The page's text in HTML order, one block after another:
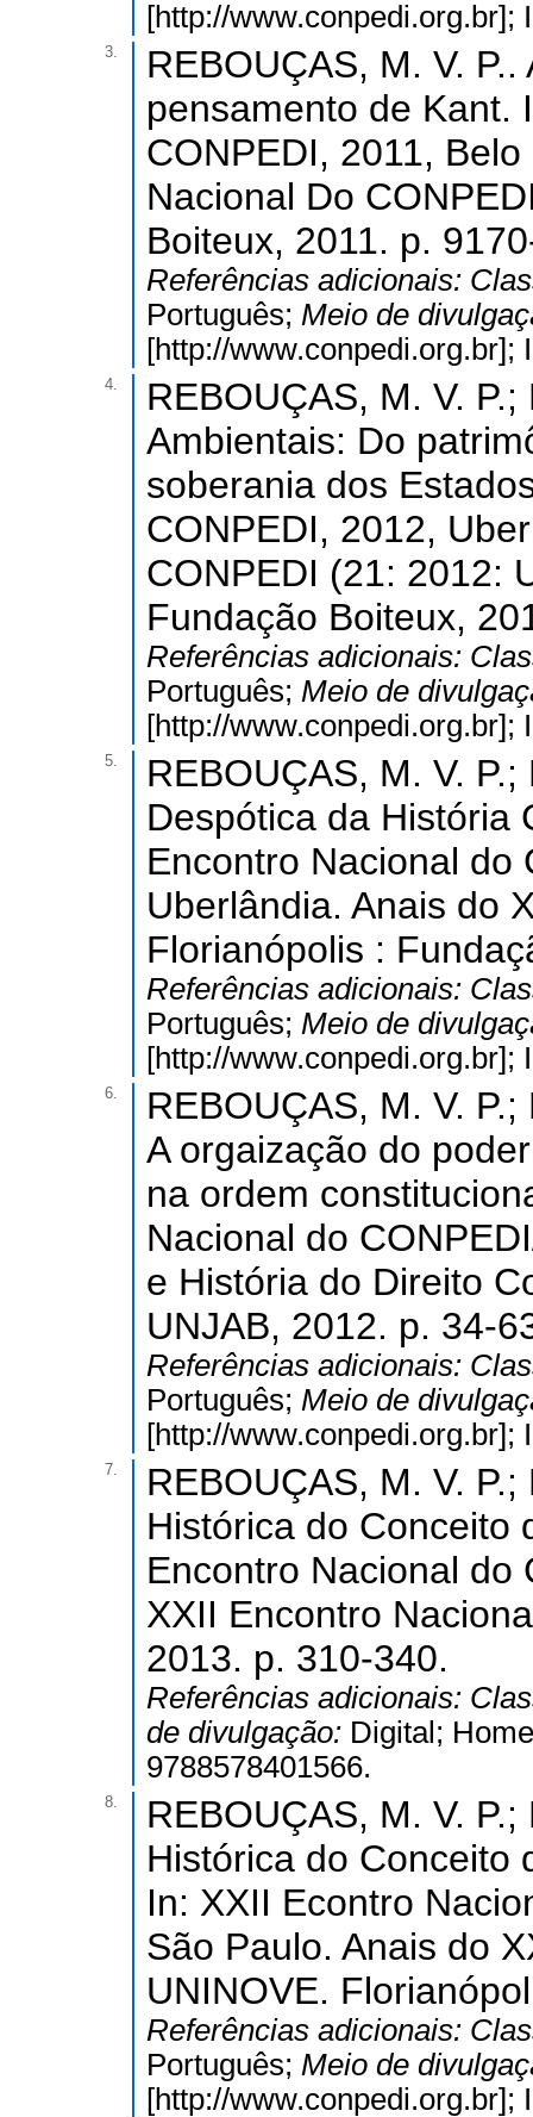
[http://www.conpedi.org.br];
3.
REBOUÇAS, M. V.
pensamento de Kant.
CONPEDI, 2011,
Nacional Do
Boiteux, 2011. p.
Referências adicionais:
Português; Meio de
[http://www.conpedi.org.br];
4.
REBOUÇAS, M. V.
Ambientais: Do
soberania dos
CONPEDI, 2012,
CONPEDI (21: 2012:
Fundação Boiteux,
Referências adicionais:
Português; Meio de
[http://www.conpedi.org.br];
5.
REBOUÇAS, M. V.
Despótica da História
Encontro Nacional do
Uberlândia. Anais do
Florianópolis :
Referências adicionais:
Português; Meio de
[http://www.conpedi.org.br];
6.
REBOUÇAS, M. V.
A orgaização do
na ordem
Nacional do
e História do Direito
UNJAB, 2012. p. 34-
Referências adicionais:
Português; Meio de
[http://www.conpedi.org.br];
7.
REBOUÇAS, M. V.
Histórica do Conceito
Encontro Nacional do
XXII Encontro
2013. p. 310-340.
Referências adicionais:
de divulgação: Digital;
9788578401566.
8.
REBOUÇAS, M. V.
Histórica do Conceito
In: XXII Econtro
São Paulo. Anais do
UNINOVE.
Referências adicionais:
Português; Meio de
[http://www.conpedi.org.br];